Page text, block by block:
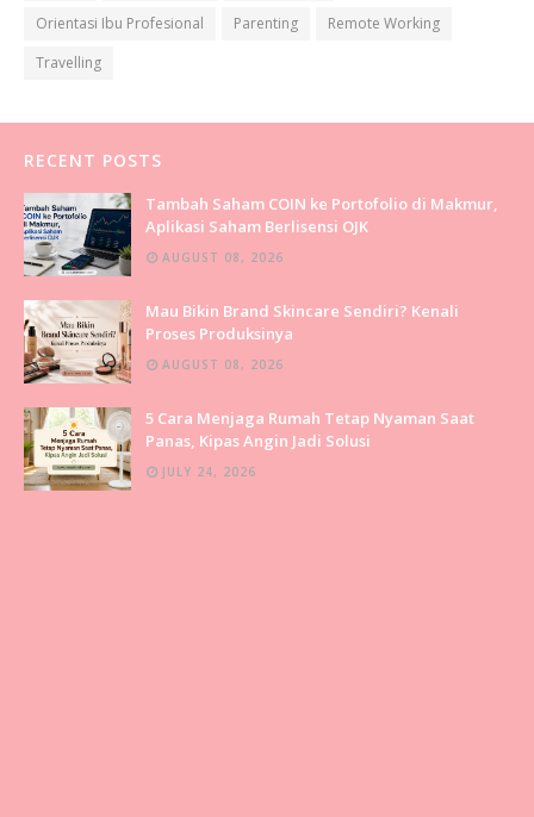
Orientasi Ibu Profesional
Parenting
Remote Working
Travelling
RECENT POSTS
Tambah Saham COIN ke Portofolio di Makmur,
Aplikasi Saham Berlisensi OJK
AUGUST 08, 2026
Mau Bikin Brand Skincare Sendiri? Kenali
Proses Produksinya
AUGUST 08, 2026
5 Cara Menjaga Rumah Tetap Nyaman Saat
Panas, Kipas Angin Jadi Solusi
JULY 24, 2026